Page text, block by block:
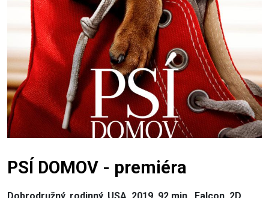
PSÍ DOMOV - premiéra